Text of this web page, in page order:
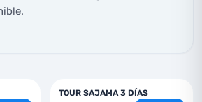
3 días
TOUR SAJAMA 3 DÍAS